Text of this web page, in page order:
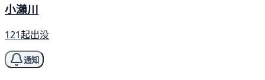
小瀨川
121起出没
通知